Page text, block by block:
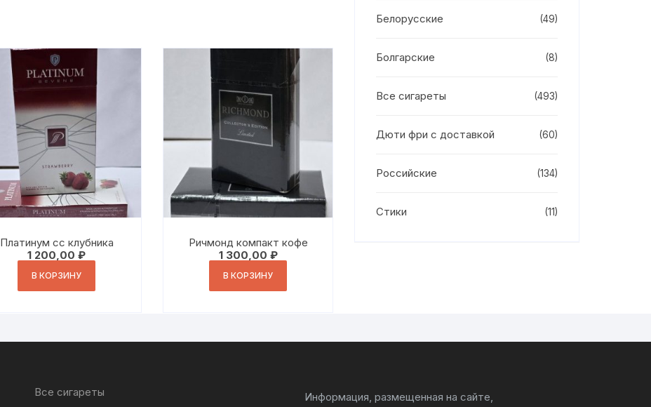
Платинум сс клубника
1 200,00 ₽
В КОРЗИНУ
Ричмонд компакт кофе
1 300,00 ₽
В КОРЗИНУ
Белорусские (49)
Болгарские (8)
Все сигареты (493)
Дюти фри с доставкой (60)
Российские (134)
Стики (11)
Все сигареты
Информация, размещенная на сайте,